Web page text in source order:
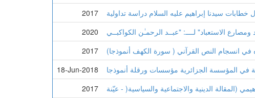
2017 خطابات سيدنا إبراهيم عليه السلام دراسة تداولية
2020
2017
في انسجام النص القرآني ( سورة الكهف أنموذجا)
18-Jun-2018
في المؤسسة الجزائرية مؤسسات ورقلة أنموذجا
2017